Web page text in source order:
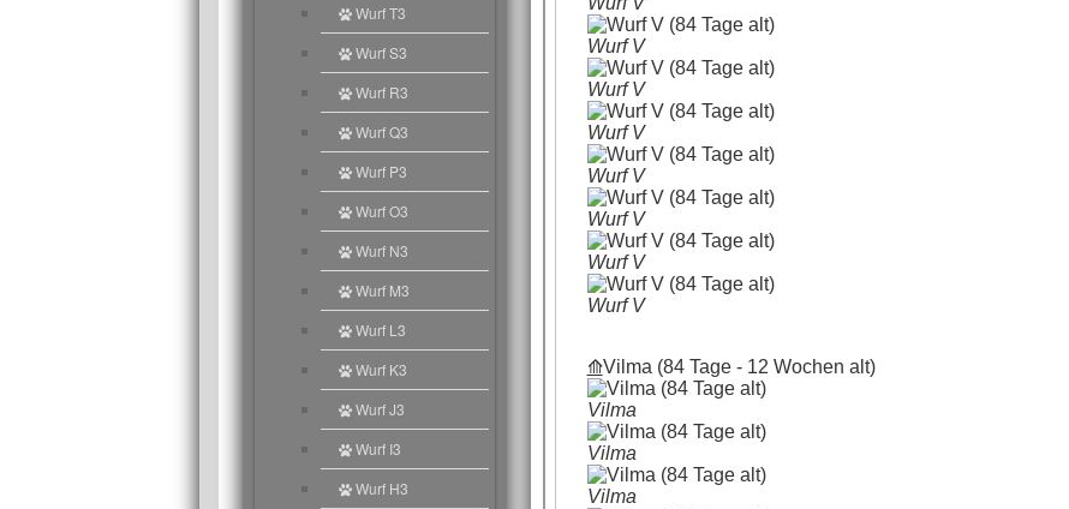
Wurf T3
Wurf S3
Wurf R3
Wurf Q3
Wurf P3
Wurf O3
Wurf N3
Wurf M3
Wurf L3
Wurf K3
Wurf J3
Wurf I3
Wurf H3